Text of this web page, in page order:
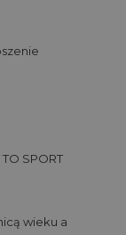
TO SPORT
wieku a